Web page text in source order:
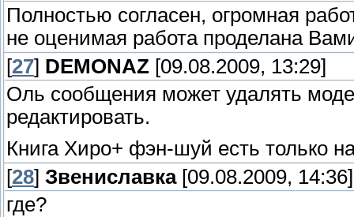
Полностью согласен, огромная
не оценимая работа проделана
[27] DEMONAZ [09.08.2009, 13:29]
Оль сообщения может удалять
редактировать.
Книга Хиро+ фэн-шуй есть только
[28] Звениславка[09.08.2009, 14:36]
где?